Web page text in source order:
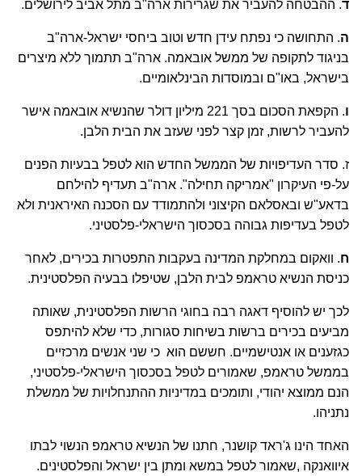
ד. ההבטחה להעביר את שגרירות ארה"ב מתל אביב לירושלים.
ה. התחושה כי נפתח עידן חדש וטוב ביחסי ישראל-ארה"ב
בניגוד לתקופה של ממשל אובאמה. ארה"ב תתמוך ללא מיצרים
בישראל, באו"ם ובמוסדות הבינלאומיים.
ו
. הקפאת הסכום בסך 221 מיליון דולר שהנשיא אובאמה אישר
להעביר לרשות, זמן קצר לפני שעזב את הבית הלבן.
ז. סדר העדיפויות של הממשל החדש הוא לטפל בבעיות הפנים
על-פי העיקרון "אמריקה תחילה". ארה"ב תעדיף להילחם
בדאע"ש ובאסלאם הקיצוני ולהתמודד עם הסכנה האיראנית ולא
לטפל בעדיפות גבוהה בסכסוך הישראלי-פלסטיני.
ח. וואקום במחלקת המדינה בעקבות התפטרות בכירים, לאחר
כניסת הנשיא טראמפ לבית הלבן, שטיפלו בבעיה הפלסטינית.
לכך יש להוסיף דאגה רבה בחוגי הרשות הפלסטינית, שאותה
מביעים בכירים ברשות בשיחות סגורות, כדי שלא להיתפס
כגזענים או אנטישמיים. חששם הוא כי שני אנשים מרכזיים
בממשל טראמפ, שאמורים לטפל בסכסוך הישראלי-פלסטיני,
הנם ממוצא יהודי, ותומכים במדיניות ההתנחלויות של ממשלת
נתניהו.
האחד הינו ג'ראד קושנר, חתנו של הנשיא טראמפ הנשוי לבתו
איוואנקה ,שאמור לטפל במשא ומתן בין ישראל והפלסטינים.